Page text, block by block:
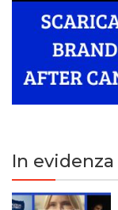
In evidenza